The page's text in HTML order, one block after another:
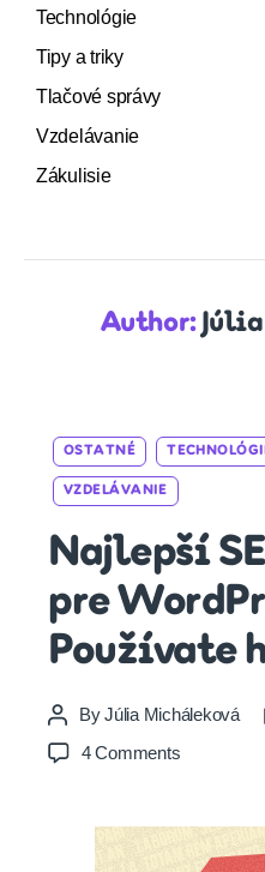
Technológie
Tipy a triky
Tlačové správy
Vzdelávanie
Zákulisie
Author:
OSTATNÉ
VZDELÁVANIE
Najlepší
pre
Používate
Post
author
ByJúlia Micháleková
4 Commentson
plugin